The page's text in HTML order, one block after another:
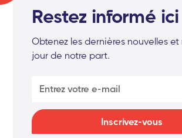
Restez informé ici
Obtenez les dernières nouvelles et
jour de notre part.